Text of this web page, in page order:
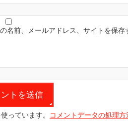
名前、メールアドレス、サイトを保存
っています。 コメントデータの処理